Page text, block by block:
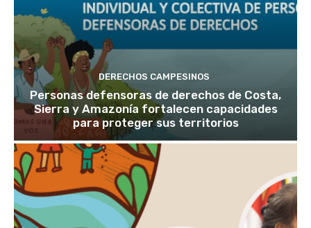
DERECHOS CAMPESINOS
Personas defensoras de derechos de Costa,
Sierra y Amazonía fortalecen capacidades
para proteger sus territorios